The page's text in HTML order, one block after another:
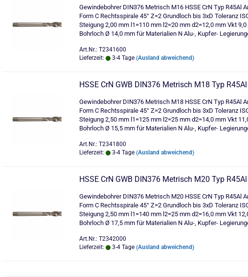
Gewindebohrer DIN376 Metrisch M16 HSSE CrN Typ R45Al
Form C Rechtsspirale 45° Z=2 Grundloch bis 3xD Toleranz
Steigung 2,00 mm l1=110 mm l2=20 mm d2=12,0 mm Vkt 9,0
Bohrloch Ø 14,0 mm für Materialien N Alu-, Kupfer-
Art.Nr.: T2341600
Lieferzeit:
3-4 Tage (Ausland abweichend)
HSSE CrN GWB DIN376 Metrisch M18 Typ R45Al
Gewindebohrer DIN376 Metrisch M18 HSSE CrN Typ R45Al
Form C Rechtsspirale 45° Z=2 Grundloch bis 3xD Toleranz
Steigung 2,50 mm l1=125 mm l2=25 mm d2=14,0 mm Vkt
Bohrloch Ø 15,5 mm für Materialien N Alu-, Kupfer-
Art.Nr.: T2341800
Lieferzeit:
3-4 Tage (Ausland abweichend)
HSSE CrN GWB DIN376 Metrisch M20 Typ R45Al
Gewindebohrer DIN376 Metrisch M20 HSSE CrN Typ R45Al
Form C Rechtsspirale 45° Z=2 Grundloch bis 3xD Toleranz
Steigung 2,50 mm l1=140 mm l2=25 mm d2=16,0 mm Vkt
Bohrloch Ø 17,5 mm für Materialien N Alu-, Kupfer-
Art.Nr.: T2342000
Lieferzeit:
3-4 Tage (Ausland abweichend)